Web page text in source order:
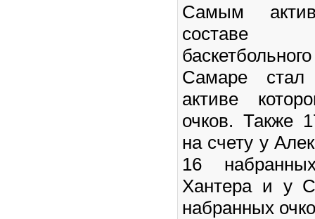
Самым
составе
Самаре
активе
очков. Также
на счету у
16
Хантера и у
набранных